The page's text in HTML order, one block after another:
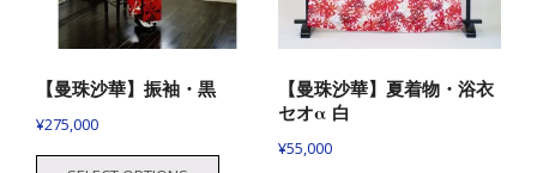
【曼珠沙華】振袖・黒
¥275,000
【曼珠沙華】夏着物・浴衣
セオα 白
¥55,000